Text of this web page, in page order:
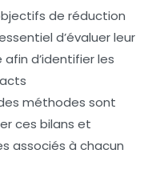
de réduction
d’évaluer leur
d’identifier les
méthodes sont
ces bilans et
associés à chacun